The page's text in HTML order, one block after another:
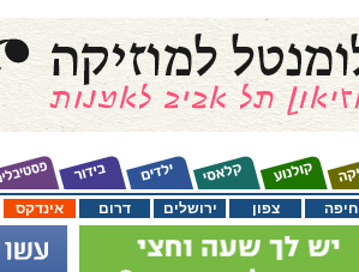
אינדקס דרום ירושלים צפון חיפה